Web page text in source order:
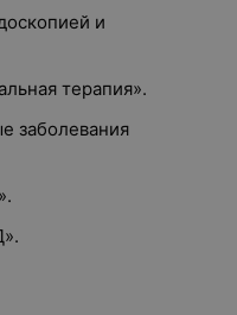
и
терапия».
заболевания